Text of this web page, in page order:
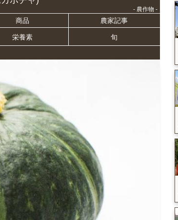
- 農作物 -
商品
農家記事
栄養素 旬